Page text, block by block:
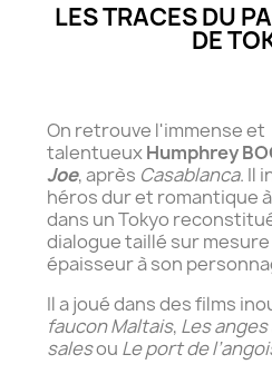
LES TRACES DU
DE
On retrouve l'immense et
talentueuxHumphrey
Joe, après Casablanca. Il
héros dur et romantique
dans un Tokyo
dialogue taillé sur
épaisseur à son
Il a joué dans des films
faucon Maltais, Les
salesou Le port de